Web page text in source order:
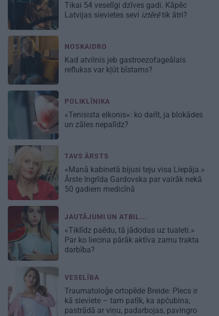
Tikai 54 veselīgi dzīves gadi. Kāpēc
Latvijas sievietes sevi iztērētik ātri?
NOSKAIDRO
Kad atvilnis jeb gastroezofageālais
reflukss var kļūt bīstams?
POLIKLĪNIKA
«Tenisista elkonis»: ko darīt, ja blokādes
un zāles nepalīdz?
TAVS ĀRSTS
«Manā kabinetā bijusi teju visa Liepāja.»
Ārste Ingrīda Gardovska par vairāk nekā
50 gadiem medicīnā
JAUTĀJUMI UN ATBIL...
«Tiklīdz paēdu, tā jādodas uz tualeti.»
Par ko liecina pārāk aktīva zarnu trakta
darbība?
VESELĪBA
Traumatoloģe ortopēde Breide: Plecs ir
kā sieviete – tam patīk, ka apčubina,
pastrādā ar viņu, padarbojas, pavingro